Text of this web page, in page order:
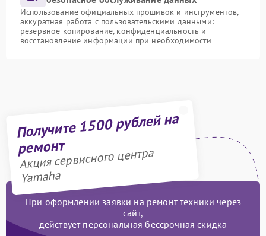
Использование официальных прошивок и инструментов,
аккуратная работа с пользовательскими данными:
резервное копирование, конфиденциальность и
восстановление информации при необходимости
Получите 1500 рублей на
ремонт
Акция сервисного центра
Yamaha
При оформлении заявки на ремонт техники через
сайт,
действует персональная бессрочная скидка